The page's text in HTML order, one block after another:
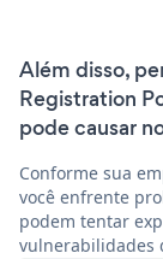
Além disso,
Registration
pode causar
Conforme sua
você enfrente
podem tentar
vulnerabilidades